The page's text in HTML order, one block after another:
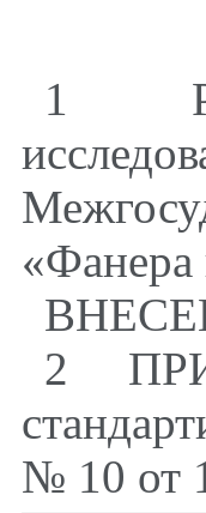
1
«Фанера
2
№ 10 от